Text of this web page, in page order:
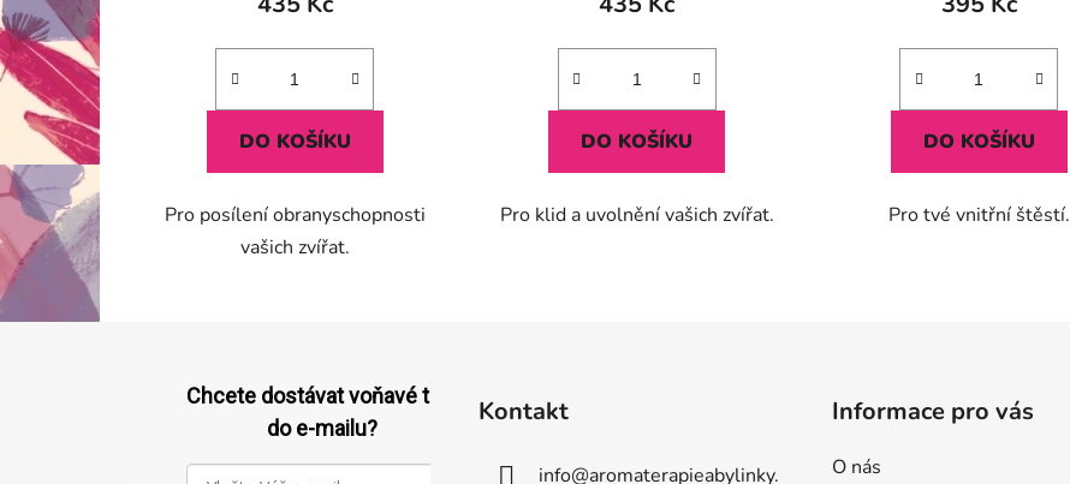
DO KOŠÍKU
Pro posílení obranyschopnosti
vašich zvířat.
DO KOŠÍKU
Pro klid a uvolnění vašich zvířat.
5,0
z
hvězdiček.
DO KOŠÍKU
Pro tvé vnitřní štěstí.
Chcete dostávat voňavé tipy
do e-mailu?
Kontakt
info@aromaterapieabylinky.
Informace pro vás
O nás